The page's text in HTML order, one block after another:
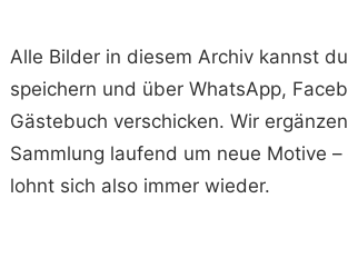
Alle Bilder in diesem Archiv kannst
speichern und über WhatsApp,
Gästebuch verschicken. Wir
Sammlung laufend um neue Motive –
lohnt sich also immer wieder.